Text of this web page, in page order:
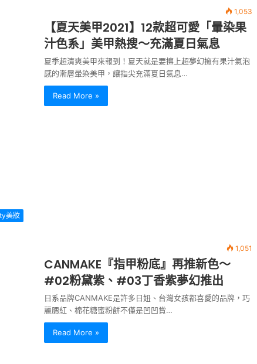
美妝
1,053
【夏天美甲2021】12款超可愛「暈染果
汁色系」美甲熱搜～充滿夏日氣息
夏季超清爽美甲來報到！夏天就是要擦上超夢幻擁有果汁氣泡
感的漸層暈染美甲，讓指尖充滿夏日氣息…
Read More »
1,051
CANMAKE『指甲粉底』再推新色～
#02粉黛紫、#03丁香紫夢幻推出
日系品牌CANMAKE是許多日妞、台灣女孩都喜愛的品牌，巧
麗腮紅、棉花糖蜜粉餅不僅是凹凹賞…
Read More »